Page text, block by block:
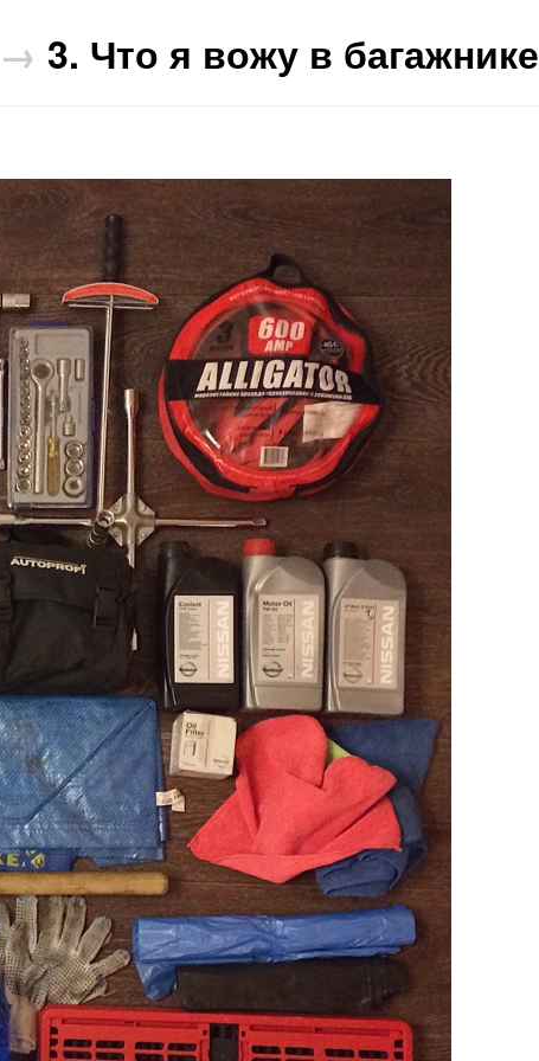
→ 3. Что я вожу в багажнике